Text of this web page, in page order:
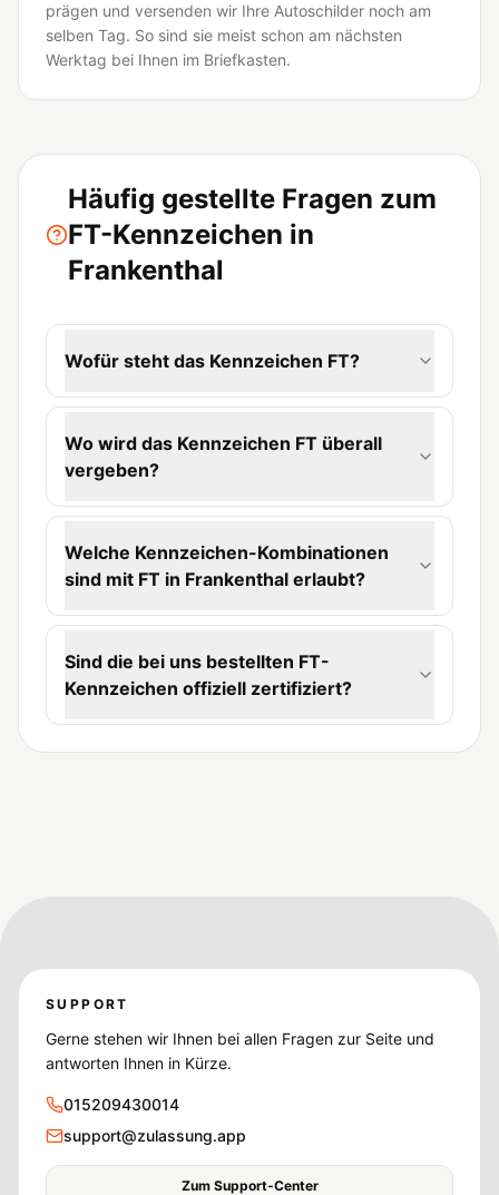
prägen und versenden wir Ihre Autoschilder noch am
selben Tag. So sind sie meist schon am nächsten
Werktag bei Ihnen im Briefkasten.
Häufig gestellte Fragen zum
FT-Kennzeichen in
Frankenthal
Wofür steht das Kennzeichen FT?
Wo wird das Kennzeichen FT überall
vergeben?
Welche Kennzeichen-Kombinationen
sind mit FT in Frankenthal erlaubt?
Sind die bei uns bestellten FT-
Kennzeichen offiziell zertifiziert?
SUPPORT
Gerne stehen wir Ihnen bei allen Fragen zur Seite und
antworten Ihnen in Kürze.
015209430014
support@zulassung.app
Zum Support-Center